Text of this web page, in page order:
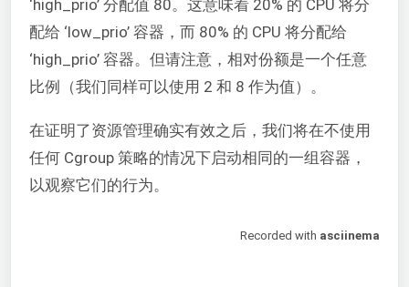
‘high_prio’ 分配值 80。这意味着 20% 的 CPU 将分
配给 ‘low_prio’ 容器，而 80% 的 CPU 将分配给
‘high_prio’ 容器。但请注意，相对份额是一个任意
比例（我们同样可以使用 2 和 8 作为值）。
在证明了资源管理确实有效之后，我们将在不使用
任何 Cgroup 策略的情况下启动相同的一组容器，
以观察它们的行为。